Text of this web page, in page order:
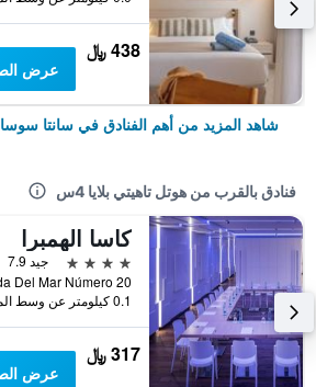
438 ﷼
عرض
شاهد المزيد من أهم الفنادق في سانتا
فنادق بالقرب من هوتل تاهيتي بلايا 4س
كاسا الهمبرا
4 نجوم
جيد 7.9
0.1 كيلومتر عن وسط المدينة
317 ﷼
عرض